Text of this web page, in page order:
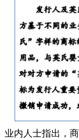
业内人士指出，